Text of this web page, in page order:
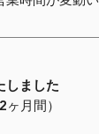
しました
月間）